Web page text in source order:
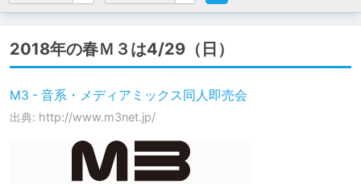
2018年の春Ｍ３は4/29（日）
M3 - 音系・メディアミックス同人即売会
出典: http://www.m3net.jp/